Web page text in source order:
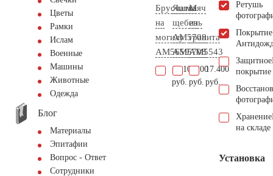
Цветы
Рамки
Ислам
Военные
Машины
Животные
Одежда
Блог
Материалы
Эпитафии
Вопрос - Ответ
Сотрудники
Брусчатка
на
могилу
AM5659
17.100
руб.
Яшма
щебень
АМ5708
AM5708
2.200
руб.
Мяч
из
гранита
AM5543
17.400
руб.
Ретушь
Покрытие
Защитное
покрытие
Хранение
на складе
Установка